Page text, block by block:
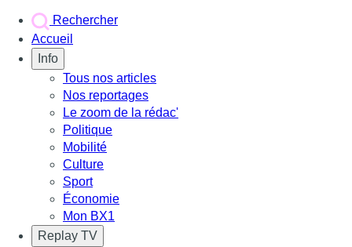
Rechercher
Accueil
Info
Tous nos articles
Nos reportages
Le zoom de la rédac'
Politique
Mobilité
Culture
Sport
Économie
Mon BX1
Replay TV